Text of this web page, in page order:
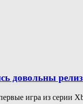
довольны
игра из серии